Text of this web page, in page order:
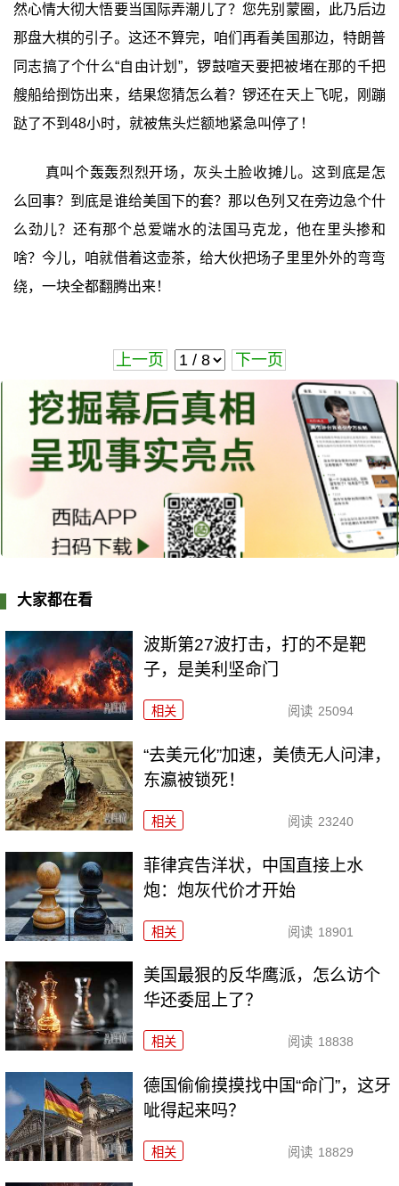
然心情大彻大悟要当国际弄潮儿了？您先别蒙圈，此乃后边
那盘大棋的引子。这还不算完，咱们再看美国那边，特朗普
同志搞了个什么“自由计划”，锣鼓喧天要把被堵在那的千把
艘船给捯饬出来，结果您猜怎么着？锣还在天上飞呢，刚蹦
跶了不到48小时，就被焦头烂额地紧急叫停了！
真叫个轰轰烈烈开场，灰头土脸收摊儿。这到底是怎
么回事？到底是谁给美国下的套？那以色列又在旁边急个什
么劲儿？还有那个总爱端水的法国马克龙，他在里头掺和
啥？今儿，咱就借着这壶茶，给大伙把场子里里外外的弯弯
绕，一块全都翻腾出来！
上一页 下一页
大家都在看
波斯第27波打击，打的不是靶
子，是美利坚命门
相关 阅读 25094
“去美元化”加速，美债无人问津，
东瀛被锁死！
相关 阅读 23240
菲律宾告洋状，中国直接上水
炮：炮灰代价才开始
相关 阅读 18901
美国最狠的反华鹰派，怎么访个
华还委屈上了？
相关 阅读 18838
德国偷偷摸摸找中国“命门”，这牙
呲得起来吗？
相关 阅读 18829